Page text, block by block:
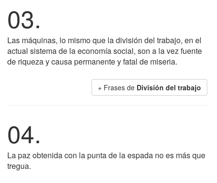
03.
Las máquinas, lo mismo que la división del trabajo, en el
actual sistema de la economía social, son a la vez fuente
de riqueza y causa permanente y fatal de miseria.
+ Frases de División del trabajo
04.
La paz obtenida con la punta de la espada no es más que
tregua.